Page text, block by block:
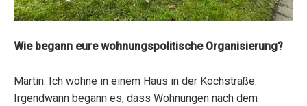
Wie begann eure wohnungspolitische Organisierung?
Martin: Ich wohne in einem Haus in der Kochstraße.
Irgendwann begann es, dass Wohnungen nach dem